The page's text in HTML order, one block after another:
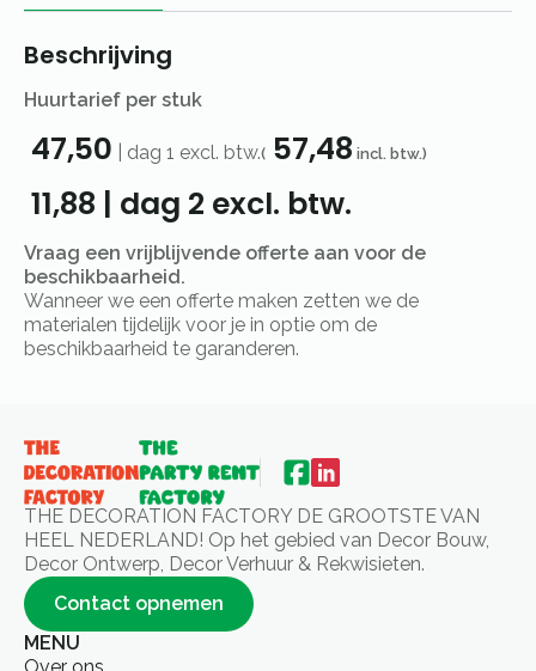
Beschrijving
Huurtarief per stuk
47,50 dag 1 excl. btw.( 57,48 incl. btw.)
11,88 | dag 2 excl. btw.
Vraag een vrijblijvende offerte aan voor de
beschikbaarheid.
Wanneer we een offerte maken zetten we de
materialen tijdelijk voor je in optie om de
beschikbaarheid te garanderen.
THE DECORATION FACTORY DE GROOTSTE VAN
HEEL NEDERLAND! Op het gebied van Decor Bouw,
Decor Ontwerp, Decor Verhuur & Rekwisieten.
Contact opnemen
MENU